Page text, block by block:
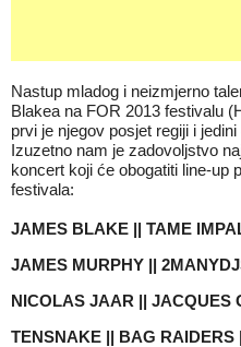
Nastup mladog i neizmjerno
Blakea na FOR 2013 festivalu
prvi je njegov posjet regiji i
Izuzetno nam je zadovoljstvo
koncert koji će obogatiti line-up
festivala:
JAMES BLAKE || TAME
JAMES MURPHY ||
NICOLAS JAAR || JACQUES
TENSNAKE || BAG RAIDERS